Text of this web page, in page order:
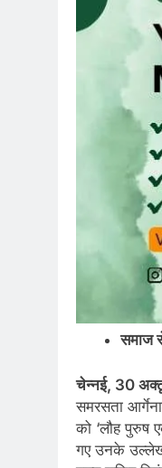
समाज
चेन्नई, 30
समरसता
को ‘लौह पुरुष
गए उनके